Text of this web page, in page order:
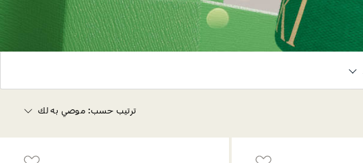
ترتيب حسب: موصي به لك